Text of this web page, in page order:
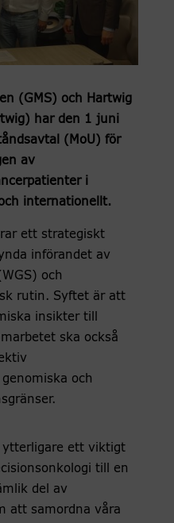
(GMS) och Hartwig
har den 1 juni
(MoU) för
av
i
internationellt.
ett strategiskt
införandet av
och
rutin. Syftet är att
insikter till
ska också
och
ytterligare ett viktigt
till en
del av
att samordna våra